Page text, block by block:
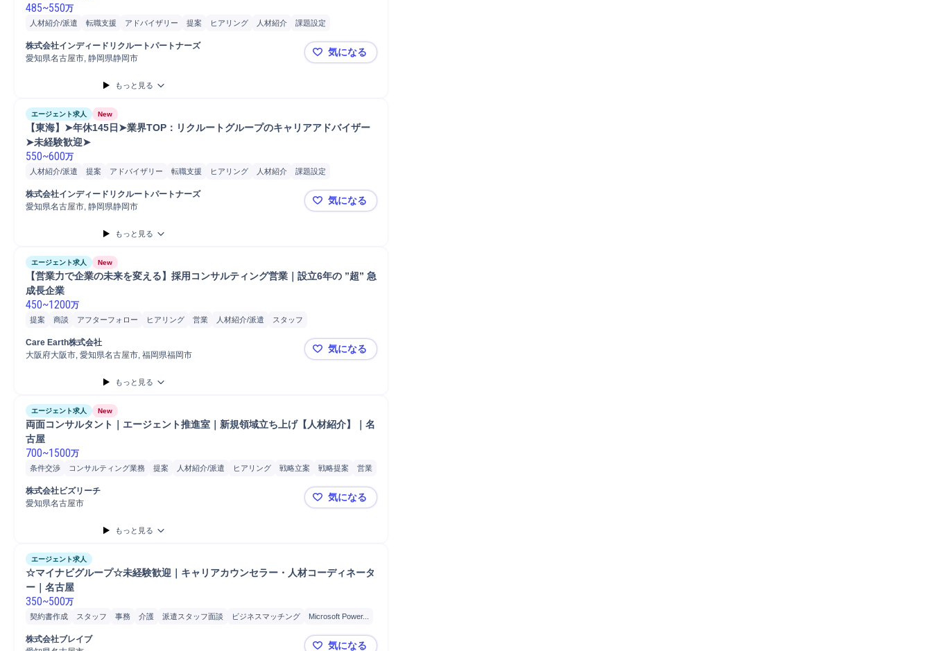
485~550万
人材紹介/派遣 転職支援 アドバイザリー 提案 ヒアリング 人材紹介
課題設定
課題/ボトルネック特定
株式会社インディードリクルートパートナーズ
愛知県名古屋市, 静岡県静岡市
【東海】◆年休145日◆業界TOP：リクルートグループのキャリアアドバイザー◆未経験歓迎◆
気になる
もっと見る
エージェント求人 New
【東海】➤年休145日➤業界TOP：リクルートグループのキャリアアドバイザー
➤未経験歓迎➤
550~600万
人材紹介/派遣 提案 アドバイザリー 転職支援 ヒアリング 人材紹介
課題設定
課題/ボトルネック特定
株式会社インディードリクルートパートナーズ
愛知県名古屋市, 静岡県静岡市
【東海】➤年休145日➤業界TOP：リクルートグループのキャリアアドバイザー➤未経験歓迎➤
気になる
もっと見る
エージェント求人 New
【営業力で企業の未来を変える】採用コンサルティング営業｜設立6年の ”超” 急
成長企業
450~1200万
提案 商談 アフターフォロー ヒアリング 営業 人材紹介/派遣 スタッフ
Care Earth株式会社
大阪府大阪市, 愛知県名古屋市, 福岡県福岡市
【営業力で企業の未来を変える】採用コンサルティング営業｜設立6年の ”超” 急成長企業
気になる
もっと見る
エージェント求人 New
両面コンサルタント｜エージェント推進室｜新規領域立ち上げ【人材紹介】｜名
古屋
700~1500万
条件交渉 コンサルティング業務 提案 人材紹介/派遣 ヒアリング 戦略立案 戦略提案
営業
人材紹介
面接数
中途社員面接
マネジメント
株式会社ビズリーチ
愛知県名古屋市
両面コンサルタント｜エージェント推進室｜新規領域立ち上げ【人材紹介】｜名古屋
気になる
もっと見る
エージェント求人
☆マイナビグループ☆未経験歓迎｜キャリアカウンセラー・人材コーディネータ
ー｜名古屋
350~500万
契約書作成 スタッフ 事務 介護 派遣スタッフ面談 ビジネスマッチング
Microsoft Power...
Microsoft Excel
PC/Web
株式会社ブレイブ
気になる